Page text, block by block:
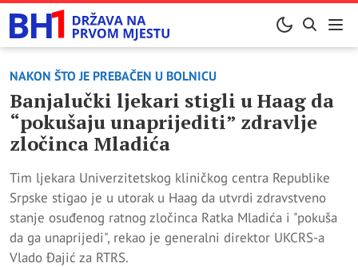
NAKON ŠTO JE PREBAČEN U BOLNICU
Banjalučki ljekari stigli u Haag da
“pokušaju unaprijediti” zdravlje
zločinca Mladića
Tim ljekara Univerzitetskog kliničkog centra Republike
Srpske stigao je u utorak u Haag da utvrdi zdravstveno
stanje osuđenog ratnog zločinca Ratka Mladića i "pokuša
da ga unaprijedi", rekao je generalni direktor UKCRS-a
Vlado Đajić za RTRS.